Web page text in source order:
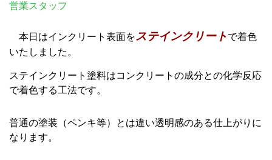
営業スタッフ
本日はインクリート表面をステインクリートで着色
いたしました。
ステインクリート塗料はコンクリートの成分との化学反応
で着色する工法です。
普通の塗装（ペンキ等）とは違い透明感のある仕上がりに
なります。